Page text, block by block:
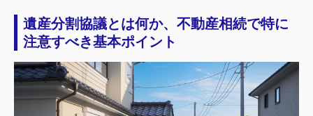
遺産分割協議とは何か、不動産相続で特に
注意すべき基本ポイント